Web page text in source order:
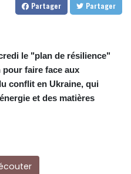
Partager Partager
le "plan de résilience"
faire face aux
conflit en Ukraine, qui
et des matières